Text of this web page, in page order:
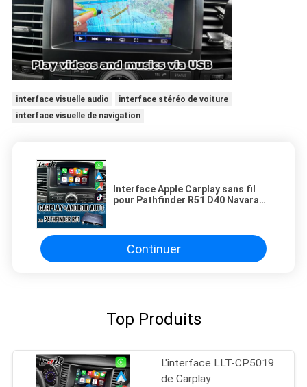
interface visuelle audio
interface stéréo de voiture
interface visuelle de navigation
Interface Apple Carplay sans fil
pour Pathfinder R51 D40 Navara
Continuer
Top Produits
L'interface LLT-CP5019
de Carplay